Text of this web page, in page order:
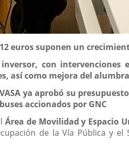
euros suponen un
con intervenciones
así como mejora del
ya aprobó su
accionados por GNC
Área de Movilidad y Espacio
de la Vía Pública y